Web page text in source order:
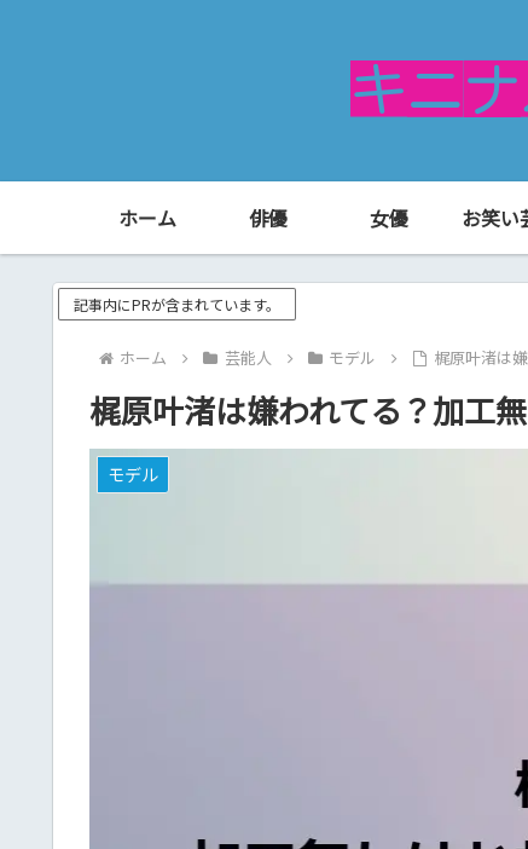
ホーム 俳優 女優 お笑い
記事内にPRが含まれています。
ホーム 芸能人 モデル 梶原叶渚は
梶原叶渚は嫌われてる？加工
モデル